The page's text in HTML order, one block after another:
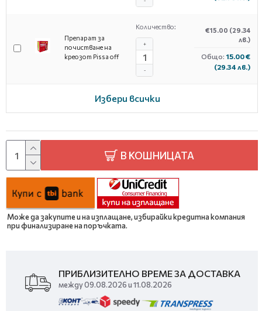
Препарат за
почистване на
креозот Pissa off
Количество:
-
+
€15.00 (29.34
лв.)
Общо: 15.00 €
(29.34 лв.)
Избери всички
В КОШНИЦАТА
Може да закупите и на изплащане, избирайки кредитна компания
при финализиране на поръчката.
ПРИБЛИЗИТЕЛНО ВРЕМЕ ЗА ДОСТАВКА
между 09.08.2026 и 11.08.2026